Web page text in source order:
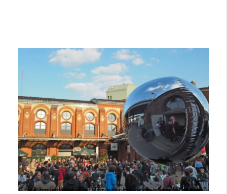
Fast beliebter als der viel zitierte „Affenfelsen“: der Innenhof der Station bei schönen Wetter. Der ideale Platz für Networking und Bier.